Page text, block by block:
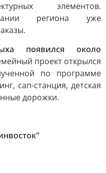
элементов.
региона уже
появился около
проект открылся
по программе
сап-станция, детская
дорожки.